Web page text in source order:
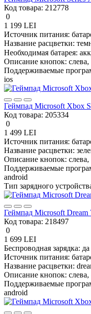
Код товара: 212778
0
1 199 LEI
Источник питания:
Название расцветки:
Необходимая батарея:
Описание кнопок:
Поддерживаемые
ios
Геймпад Microsoft Xbox
Код товара: 205334
0
1 499 LEI
Источник питания:
Название расцветки:
Описание кнопок:
Поддерживаемые
android
Тип зарядного
Геймпад Microsoft Dream
Код товара: 218497
0
1 699 LEI
Беспроводная зарядка: да
Источник питания:
Название расцветки:
Описание кнопок:
Поддерживаемые
android